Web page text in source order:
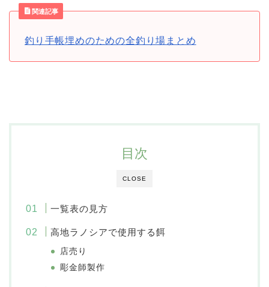
関連記事
釣り手帳埋めのための全釣り場まとめ
CLOSE
目次
一覧表の見方
高地ラノシアで使用する餌
店売り
彫金師製作